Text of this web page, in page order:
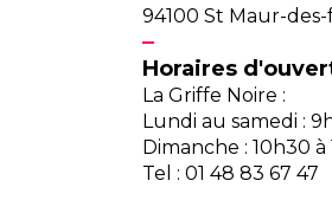
94100 St Maur-des-
Horaires
La Griffe Noire :
Lundi au samedi :
Dimanche : 10h30 à
Tel : 01 48 83 67 47